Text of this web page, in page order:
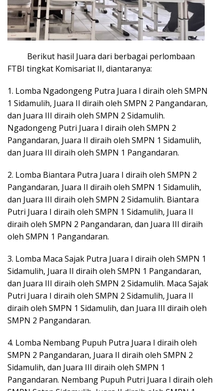
Berikut hasil Juara dari berbagai perlombaan
FTBI tingkat Komisariat II, diantaranya:
1. Lomba Ngadongeng Putra Juara I diraih oleh SMPN
1 Sidamulih, Juara II diraih oleh SMPN 2 Pangandaran,
dan Juara III diraih oleh SMPN 2 Sidamulih.
Ngadongeng Putri Juara I diraih oleh SMPN 2
Pangandaran, Juara II diraih oleh SMPN 1 Sidamulih,
dan Juara III diraih oleh SMPN 1 Pangandaran.
2. Lomba Biantara Putra Juara I diraih oleh SMPN 2
Pangandaran, Juara II diraih oleh SMPN 1 Sidamulih,
dan Juara III diraih oleh SMPN 2 Sidamulih. Biantara
Putri Juara I diraih oleh SMPN 1 Sidamulih, Juara II
diraih oleh SMPN 2 Pangandaran, dan Juara III diraih
oleh SMPN 1 Pangandaran.
3. Lomba Maca Sajak Putra Juara I diraih oleh SMPN 1
Sidamulih, Juara II diraih oleh SMPN 1 Pangandaran,
dan Juara III diraih oleh SMPN 2 Sidamulih. Maca Sajak
Putri Juara I diraih oleh SMPN 2 Sidamulih, Juara II
diraih oleh SMPN 1 Sidamulih, dan Juara III diraih oleh
SMPN 2 Pangandaran.
4. Lomba Nembang Pupuh Putra Juara I diraih oleh
SMPN 2 Pangandaran, Juara II diraih oleh SMPN 2
Sidamulih, dan Juara III diraih oleh SMPN 1
Pangandaran. Nembang Pupuh Putri Juara I diraih oleh